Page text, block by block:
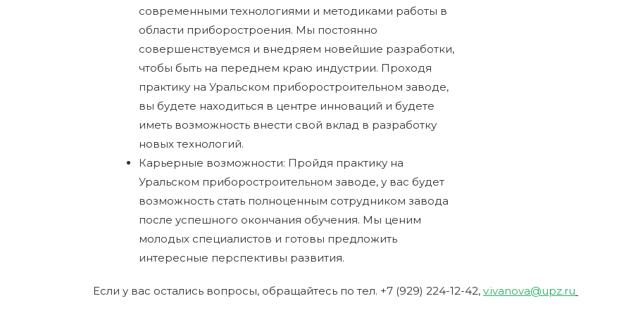
современными технологиями и методиками работы в
области приборостроения. Мы постоянно
совершенствуемся и внедряем новейшие разработки,
чтобы быть на переднем краю индустрии. Проходя
практику на Уральском приборостроительном заводе,
вы будете находиться в центре инноваций и будете
иметь возможность внести свой вклад в разработку
новых технологий.
Карьерные возможности: Пройдя практику на
Уральском приборостроительном заводе, у вас будет
возможность стать полноценным сотрудником завода
после успешного окончания обучения. Мы ценим
молодых специалистов и готовы предложить
интересные перспективы развития.
Если у вас остались вопросы, обращайтесь по тел. +7 (929) 224-12-42, v.ivanova@upz.ru